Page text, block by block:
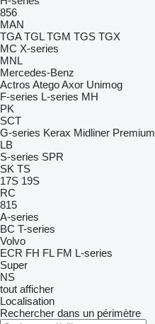
856
MAN
TGA TGL TGM TGS TGX
MC X-series
MNL
Mercedes-Benz
Actros AtegoAxor Unimog
F-series L-series MH
PK
SCT
G-series Kerax Midliner Premium
LB
S-series SPR
SK TS
17S 19S
RC
815
A-series
BC T-series
Volvo
ECR FH FL FM L-series
Super
NS
tout afficher
Localisation
Rechercher dans un périmètre